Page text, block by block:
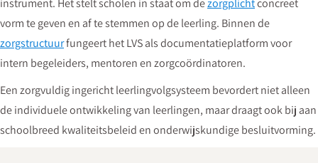
instrument. Het stelt scholen in staat om dezorgplichtconcreet
vorm te geven en af te stemmen op de leerling. Binnen de
zorgstructuurfungeert het LVS als documentatieplatform voor
intern begeleiders, mentoren en zorgcoördinatoren.
Een zorgvuldig ingericht leerlingvolgsysteem bevordert niet alleen
de individuele ontwikkeling van leerlingen, maar draagt ook bij aan
schoolbreed kwaliteitsbeleid en onderwijskundige besluitvorming.